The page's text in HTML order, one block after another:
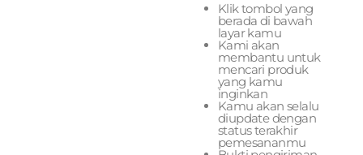
Klik tombol yang
berada di bawah
layar kamu
Kami akan
membantu untuk
mencari produk
yang kamu
inginkan
Kamu akan selalu
diupdate dengan
status terakhir
pemesananmu